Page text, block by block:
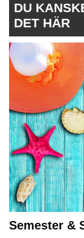
DU
DET HÄR
Semester &